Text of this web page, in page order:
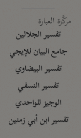
مركَّزة العبارة
تفسير الجلالين
جامع البيان للإيجي
تفسير البيضاوي
تفسير النسفي
الوجيز للواحدي
تفسير ابن أبي زمنين